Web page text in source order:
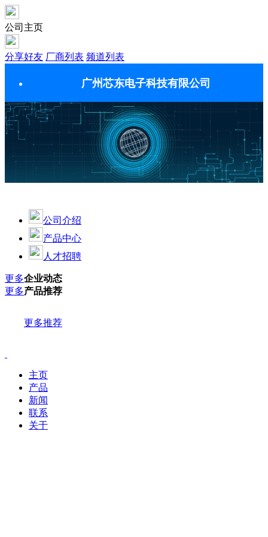
公司主页
分享好友 厂商列表 频道列表
广州芯东电子科技有限公司
公司介绍
产品中心
人才招聘
更多企业动态
更多产品推荐
更多推荐
主页
产品
新闻
联系
关于